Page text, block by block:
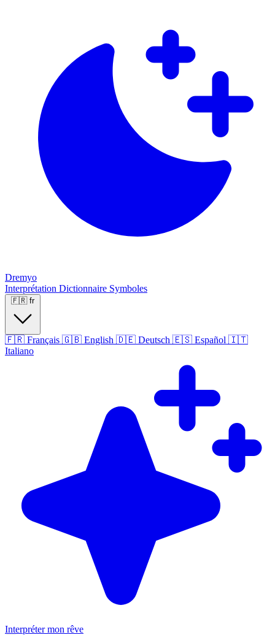
Dremyo
Interprétation Dictionnaire Symboles
🇫🇷 fr
🇫🇷 Français 🇬🇧 English 🇩🇪 Deutsch 🇪🇸 Español 🇮🇹
Italiano
Interpréter mon rêve